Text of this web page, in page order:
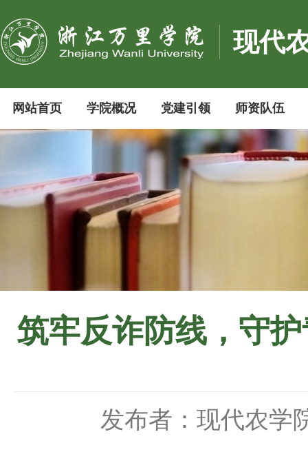
现代
网站首页 学院概况 党建引领 师资队伍
筑牢反诈防线，守
发布者：现代农学